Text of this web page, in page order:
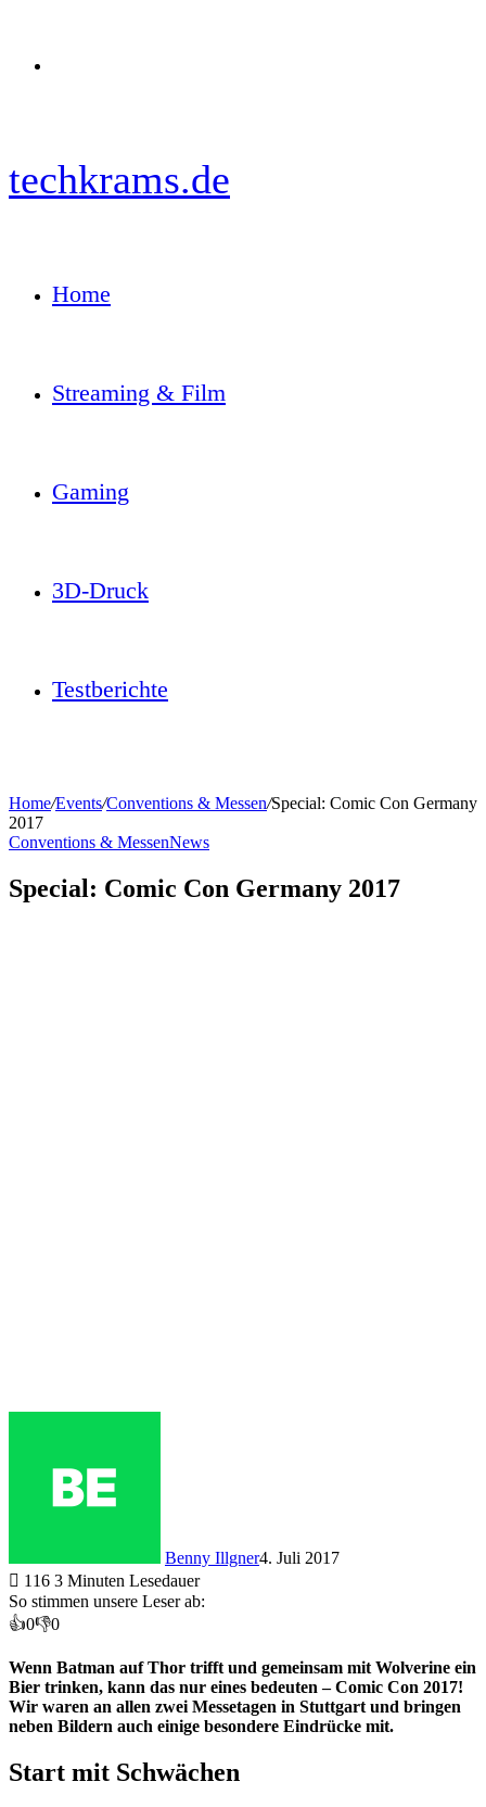
techkrams.de
Home
Streaming & Film
Gaming
3D-Druck
Testberichte
Home/Events/Conventions & Messen/Special: Comic Con Germany
2017
Conventions & MessenNews
Special: Comic Con Germany 2017
Benny Illgner4. Juli 2017
116 3 Minuten Lesedauer
So stimmen unsere Leser ab:
👍0👎0
Wenn Batman auf Thor trifft und gemeinsam mit Wolverine ein
Bier trinken, kann das nur eines bedeuten – Comic Con 2017!
Wir waren an allen zwei Messetagen in Stuttgart und bringen
neben Bildern auch einige besondere Eindrücke mit.
Start mit Schwächen